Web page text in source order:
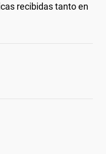
recibidas tanto en